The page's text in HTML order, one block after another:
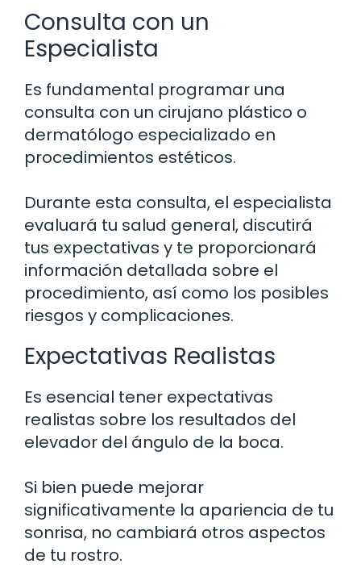
Consulta con un
Especialista
Es fundamental programar una
consulta con un cirujano plástico o
dermatólogo especializado en
procedimientos estéticos.
Durante esta consulta, el especialista
evaluará tu salud general, discutirá
tus expectativas y te proporcionará
información detallada sobre el
procedimiento, así como los posibles
riesgos y complicaciones.
Expectativas Realistas
Es esencial tener expectativas
realistas sobre los resultados del
elevador del ángulo de la boca.
Si bien puede mejorar
significativamente la apariencia de tu
sonrisa, no cambiará otros aspectos
de tu rostro.